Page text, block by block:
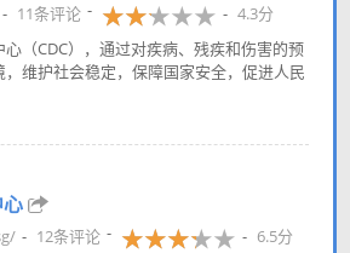
11条评论
4.3分
（CDC），通过对疾病、残疾和伤害的预
维护社会稳定，保障国家安全，促进人民
12条评论
6.5分